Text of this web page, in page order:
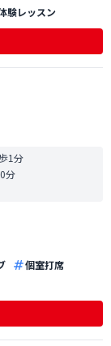
験レッスン
1分
分
個室打席